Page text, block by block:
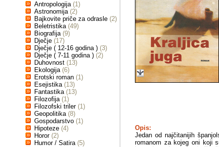
Antropologija (1)
Astronomija (2)
Bajkovite priče za odrasle (2)
Beletristika (49)
Biografija (9)
Dječje (17)
Dječje ( 12-16 godina ) (3)
Dječje ( 7-11 godina ) (2)
Duhovnost (13)
Ekologija (6)
Erotski roman (1)
Esejistika (13)
Fantastika (13)
Filozofija (1)
Filozofski triler (1)
Geopolitika (8)
Gospodarstvo (1)
Hipoteze (4)
Horor (2)
Humor / Satira (5)
Opis:
Jedan od najčitanijih
romanom za kojeg oni koji